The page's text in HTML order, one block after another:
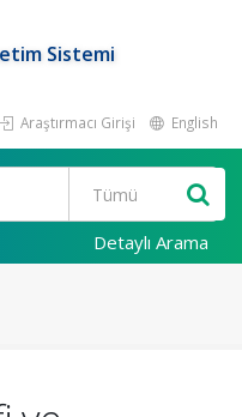
Sistemi
Araştırmacı Girişi English
Detaylı Arama